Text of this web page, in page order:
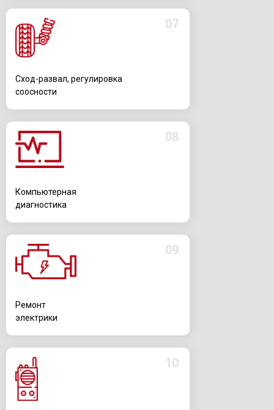
07
08
Компьютерная
диагностика
Сход-развал, регулировка
соосности
09
10
Ремонт
электрики